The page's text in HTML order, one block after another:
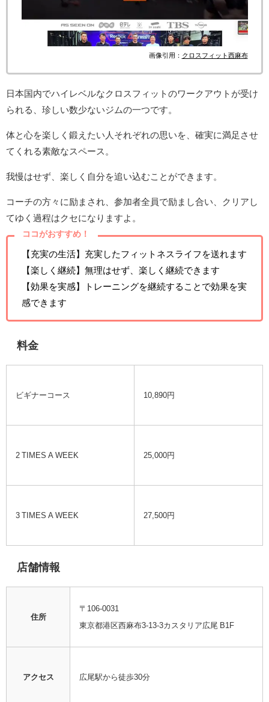
画像引用： クロスフィット西麻布
日本国内でハイレベルなクロスフィットのワークアウトが受け
られる、珍しい数少ないジムの一つです。
体と心を楽しく鍛えたい人それぞれの思いを、確実に満足させ
てくれる素敵なスペース。
我慢はせず、楽しく自分を追い込むことができます。
コーチの方々に励まされ、参加者全員で励まし合い、クリアし
てゆく過程はクセになりますよ。
ココがおすすめ！
【充実の生活】充実したフィットネスライフを送れます
【楽しく継続】無理はせず、楽しく継続できます
【効果を実感】トレーニングを継続することで効果を実
感できます
料金
ビギナーコース 10,890円
2 TIMES A WEEK 25,000円
3 TIMES A WEEK 27,500円
店舗情報
住所
〒106-0031
東京都港区西麻布3-13-3カスタリア広尾 B1F
アクセス 広尾駅から徒歩30分